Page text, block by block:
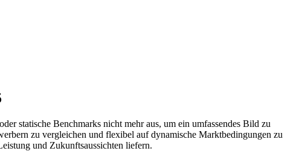
statische Benchmarks nicht mehr aus, um ein umfassendes Bild zu
zu vergleichen und flexibel auf dynamische Marktbedingungen zu
und Zukunftsaussichten liefern.